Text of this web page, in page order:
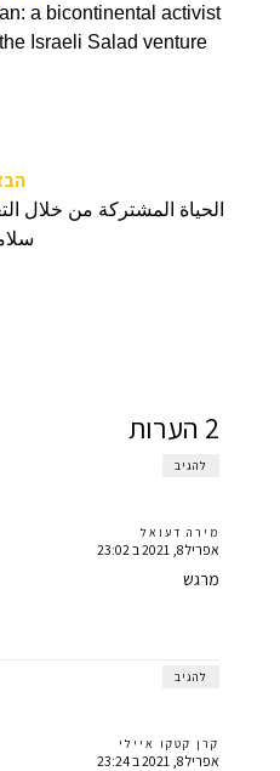
a bicontinental activist
Israeli Salad venture
الحياة المشتركة من خلال
2 הערות
להגיב
מירה דעואל
אפריל 8, 2021 ב 23:02
מרגש
להגיב
קרן קטקו איילי
אפריל 8, 2021 ב 23:24